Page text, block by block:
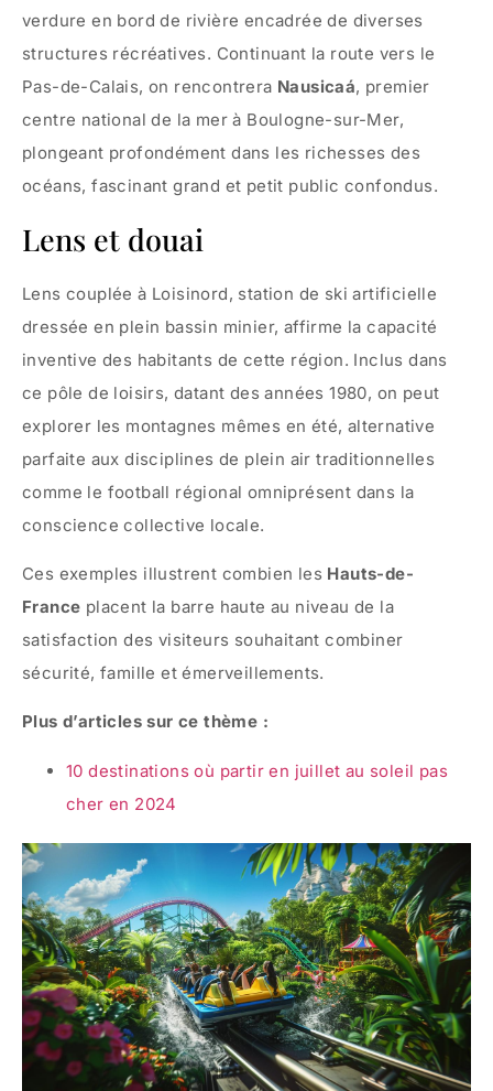
verdure en bord de rivière encadrée de diverses
structures récréatives. Continuant la route vers le
Pas-de-Calais, on rencontrera Nausicaá, premier
centre national de la mer à Boulogne-sur-Mer,
plongeant profondément dans les richesses des
océans, fascinant grand et petit public confondus.
Lens et douai
Lens couplée à Loisinord, station de ski artificielle
dressée en plein bassin minier, affirme la capacité
inventive des habitants de cette région. Inclus dans
ce pôle de loisirs, datant des années 1980, on peut
explorer les montagnes mêmes en été, alternative
parfaite aux disciplines de plein air traditionnelles
comme le football régional omniprésent dans la
conscience collective locale.
Ces exemples illustrent combien les Hauts-de-
France placent la barre haute au niveau de la
satisfaction des visiteurs souhaitant combiner
sécurité, famille et émerveillements.
Plus d’articles sur ce thème :
10 destinations où partir en juillet au soleil pas
cher en 2024